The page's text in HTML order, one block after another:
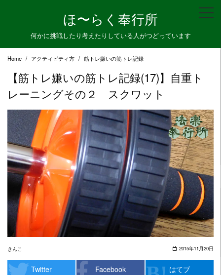
ほ〜らく奉行所
何かに挑戦したり考えたりしている人がつどっています
Home アクティビティ方 筋トレ嫌いの筋トレ記録
【筋トレ嫌いの筋トレ記録(17)】自重ト
レーニングその２ スクワット
きんこ 2015年11月20日
Twitter Facebook
はてブ